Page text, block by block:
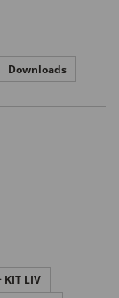
Downloads
KIT LIV